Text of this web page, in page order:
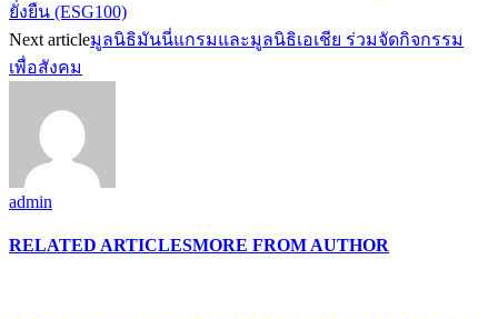
ยั่งยืน (ESG100)
Next articleมูลนิธิมันนี่แกรมและมูลนิธิเอเชีย ร่วมจัดกิจกรรม
เพื่อสังคม
admin
RELATED ARTICLESMORE FROM AUTHOR